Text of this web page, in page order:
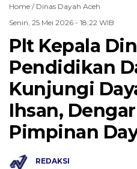
Home / Dinas Dayah Aceh
Senin, 25 Mei 2026 - 18:22 WIB
Plt Kepala
Pendidikan
Kunjungi
Ihsan,
Pimpinan
REDAKSI